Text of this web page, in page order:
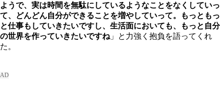
ようで、実は時間を無駄にしているようなことをなくしていっ
て、どんどん自分ができることを増やしていって。もっともっ
と仕事もしていきたいですし、生活面においても、もっと自分
の世界を作っていきたいですね 」と力強く抱負を語ってくれ
た。